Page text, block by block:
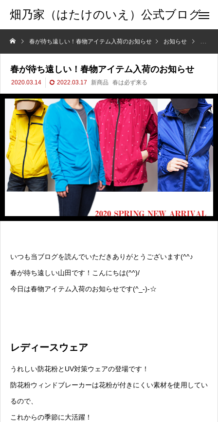
畑乃家（はたけのいえ）公式ブログ
春が待ち遠しい！春物アイテム入荷のお知らせ お知らせ 春が
春が待ち遠しい！春物アイテム入荷のお知らせ
2020.03.14 2022.03.17 新商品 春は必ず来る
いつも当ブログを読んでいただきありがとうございます(^^♪
春が待ち遠しい山田です！こんにちは(^^)/
今日は春物アイテム入荷のお知らせです(^_-)-☆
レディースウェア
うれしい防花粉とUV対策ウェアの登場です！
防花粉ウィンドブレーカーは花粉が付きにくい素材を使用してい
るので、
これからの季節に大活躍！